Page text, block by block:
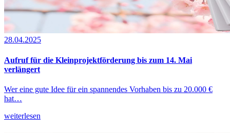
28.04.2025
Aufruf für die Kleinprojektförderung bis zum 14. Mai
verlängert
Wer eine gute Idee für ein spannendes Vorhaben bis zu 20.000 €
hat…
weiterlesen